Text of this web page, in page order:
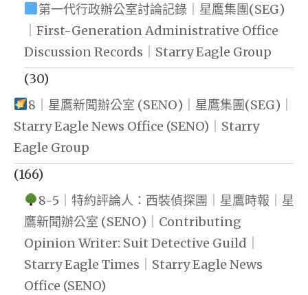
第一代行政辦公室討論記錄｜星鷹集團(SEG)
｜First-Generation Administrative Office
Discussion Records｜Starry Eagle Group
(30)
8｜星鷹新聞辦公室 (SENO)｜星鷹集團(SEG)｜
Starry Eagle News Office (SENO)｜Starry
Eagle Group
(166)
8-5｜特約評論人：西裝偵探團｜星鷹時報｜星
鷹新聞辦公室 (SENO)｜Contributing
Opinion Writer: Suit Detective Guild｜
Starry Eagle Times｜Starry Eagle News
Office (SENO)